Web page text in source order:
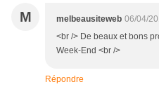
M melbeausiteweb 06/04/
<br /> De beaux et bons
Week-End <br />
Répondre